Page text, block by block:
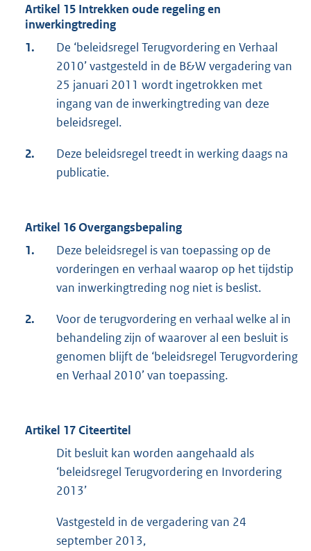
Artikel 15 Intrekken oude regeling en
inwerkingtreding
1.
De ‘beleidsregel Terugvordering en Verhaal
2010’ vastgesteld in de B&W vergadering van
25 januari 2011 wordt ingetrokken met
ingang van de inwerkingtreding van deze
beleidsregel.
2.
Deze beleidsregel treedt in werking daags na
publicatie.
Artikel 16 Overgangsbepaling
1.
Deze beleidsregel is van toepassing op de
vorderingen en verhaal waarop op het tijdstip
van inwerkingtreding nog niet is beslist.
2.
Voor de terugvordering en verhaal welke al in
behandeling zijn of waarover al een besluit is
genomen blijft de ‘beleidsregel Terugvordering
en Verhaal 2010’ van toepassing.
Artikel 17 Citeertitel
Dit besluit kan worden aangehaald als
‘beleidsregel Terugvordering en Invordering
2013’
Vastgesteld in de vergadering van 24
september 2013,